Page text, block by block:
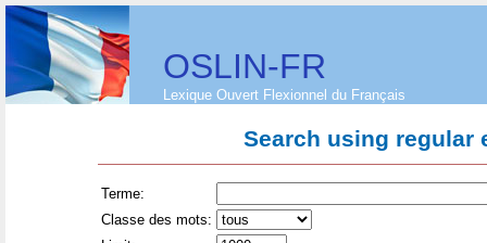
OSLIN-FR
Lexique Ouvert Flexionnel du Français
Search using regular
Terme:
Classe des mots: